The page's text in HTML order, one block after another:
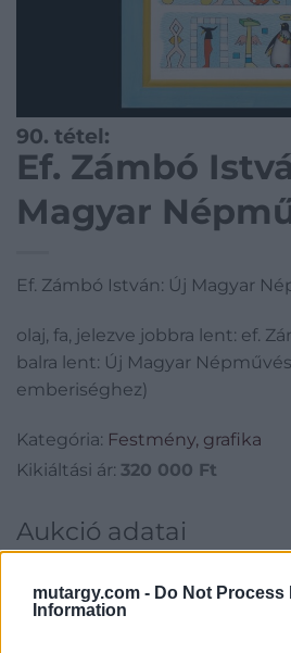
mutargy.com - Do Not Process
Information
90. tétel:
Ef. Zámbó
Magyar
Ef. Zámbó István: Új Magyar
olaj, fa, jelezve jobbra lent: ef.
balra lent: Új Magyar
emberiséghez)
Kategória: Festmény, grafika
Kikiáltási ár: 320 000 Ft
Aukció adatai
Aukció dátuma: 2021.06.01